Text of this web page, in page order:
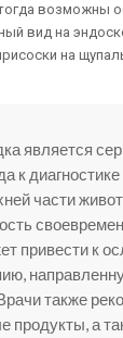
возможны
вид на
на
является
к
части
привести к
также
а